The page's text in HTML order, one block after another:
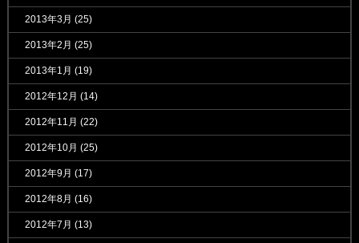
2013年3月 (25)
2013年2月 (25)
2013年1月 (19)
2012年12月 (14)
2012年11月 (22)
2012年10月 (25)
2012年9月 (17)
2012年8月 (16)
2012年7月 (13)